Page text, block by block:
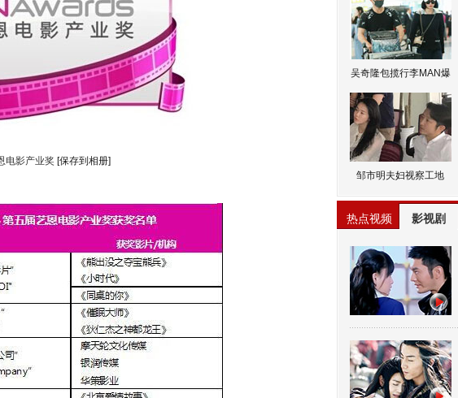
电影产业奖 [保存到相册]
吴奇隆包揽行李MAN爆
邹市明夫妇视察工地
热点视频 影视剧